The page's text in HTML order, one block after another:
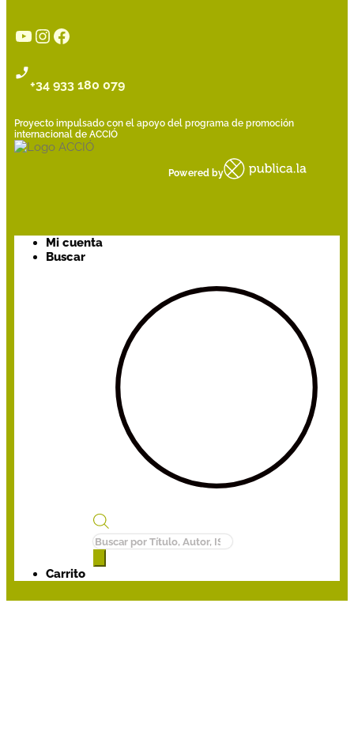
YouTube
Instagram
Facebook
+34 933 180 079
Proyecto impulsado con el apoyo del programa de promoción
internacional de ACCIÓ
Powered by
Mi cuenta
Buscar
Búsqueda
de
Carrito